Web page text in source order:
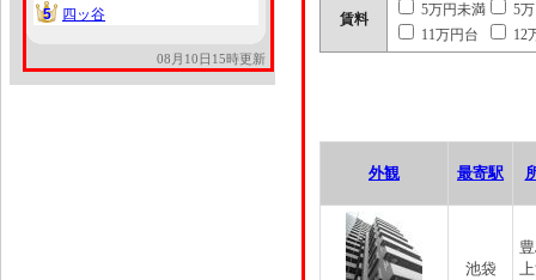
5
5 四ッ谷
08月10日15時更新
賃料
5万円未満
5
11万円台
12
外観 最寄駅
池袋